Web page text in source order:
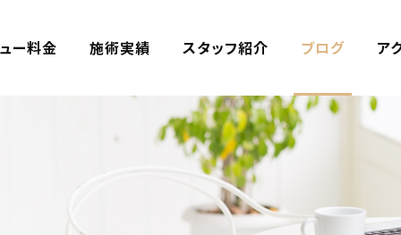
ー料金 施術実績 スタッフ紹介 ブログ ア